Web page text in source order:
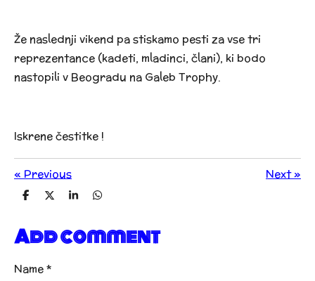
Že naslednji vikend pa stiskamo pesti za vse tri
reprezentance (kadeti, mladinci, člani), ki bodo
nastopili v Beogradu na Galeb Trophy.
Iskrene čestitke !
« Previous Next»
S
r
e
S
r
e
S
r
e
S
r
e
Add comment
Name *